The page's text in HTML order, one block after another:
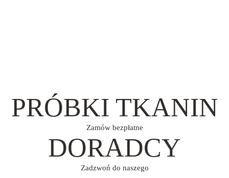
PRÓBKI TKANIN
Zamów bezpłatne
DORADCY
Zadzwoń do naszego